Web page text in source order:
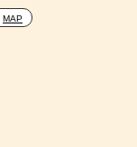
MAP